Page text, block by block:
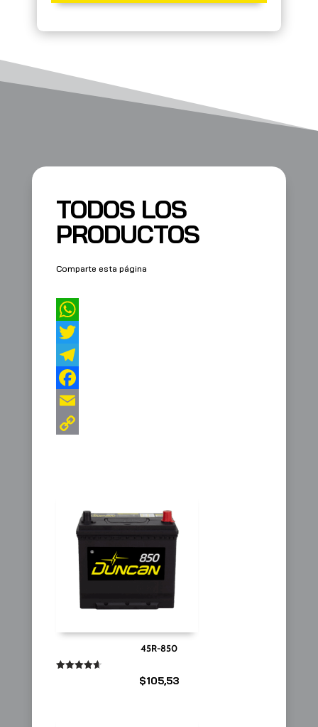
TODOS LOS
PRODUCTOS
Comparte esta página
45R-850
$105,53